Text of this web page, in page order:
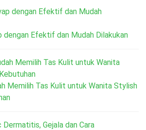
dengan Efektif dan Mudah Dilakukan
Memilih Tas Kulit untuk Wanita Stylish